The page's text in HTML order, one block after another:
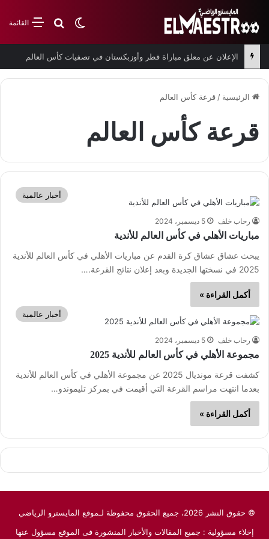
القائمةبحث عن
الوضع المظلم
الإعلان عن معلق مباراة قطر وأوزبكستان في تصفيات كأس العالم
الرئيسية / قرعة كأس العالم
قرعة كأس العالم
أخبار عالمية
رحاب خلف 5 ديسمبر، 2024
مباريات الأهلي في كأس العالم للأندية
يبحث عشاق عشاق كرة القدم عن مباريات الأهلي في كأس العالم للأندية
2025 في نسختها الجديدة وبعد إعلان نتائج القرعة.…
أكمل القراءة »
أخبار عالمية
رحاب خلف 5 ديسمبر، 2024
مجموعة الأهلي في كأس العالم للأندية 2025
كشفت قرعة مونديال 2025 عن مجموعة الأهلي في كأس العالم للأندية
بعدما انتهت مراسم القرعة التي أقيمت في بمركز تليموندو…
أكمل القراءة »
© حقوق النشر 2026، جميع الحقوق محفوظة لـموقع المايسترو الرياضي
إخلاء مسؤولية : جميع المقالات والأخبار المنشورة فى الموقع مسؤول عنها